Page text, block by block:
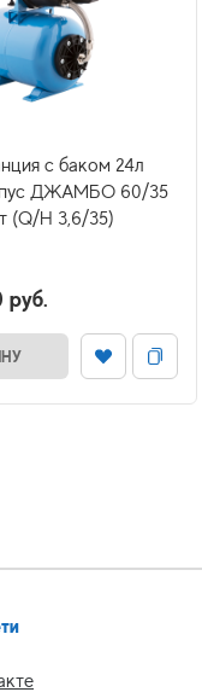
c баком 24л
ДЖАМБО 60/35
(Q/H 3,6/35)
руб.